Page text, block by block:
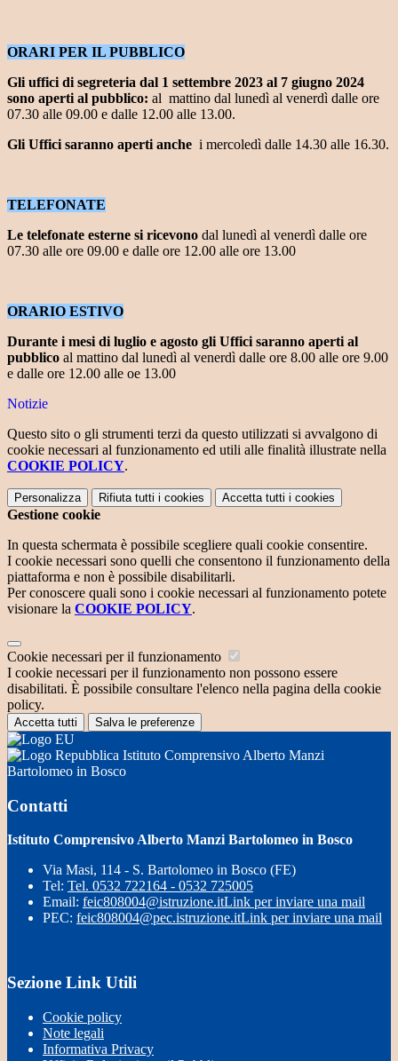
ORARI PER IL PUBBLICO
Gli uffici di segreteria dal 1 settembre 2023 al 7 giugno 2024
sono aperti al pubblico: al mattino dal lunedì al venerdì dalle ore
07.30 alle 09.00 e dalle 12.00 alle 13.00.
Gli Uffici saranno aperti anche i mercoledì dalle 14.30 alle 16.30.
TELEFONATE
Le telefonate esterne si ricevono dal lunedì al venerdì dalle ore
07.30 alle ore 09.00 e dalle ore 12.00 alle ore 13.00
ORARIO ESTIVO
Durante i mesi di luglio e agosto gli Uffici saranno aperti al
pubblico al mattino dal lunedì al venerdì dalle ore 8.00 alle ore 9.00
e dalle ore 12.00 alle oe 13.00
Notizie
Questo sito o gli strumenti terzi da questo utilizzati si avvalgono di
cookie necessari al funzionamento ed utili alle finalità illustrate nella
COOKIE POLICY.
Personalizza Rifiuta tutti i cookies Accetta tutti i cookies
Gestione cookie
In questa schermata è possibile scegliere quali cookie consentire.
I cookie necessari sono quelli che consentono il funzionamento della
piattaforma e non è possibile disabilitarli.
Per conoscere quali sono i cookie necessari al funzionamento potete
visionare la COOKIE POLICY.
Cookie necessari per il funzionamento
I cookie necessari per il funzionamento non possono essere
disabilitati. È possibile consultare l'elenco nella pagina della cookie
policy.
Accetta tutti Salva le preferenze
Istituto Comprensivo Alberto Manzi
Bartolomeo in Bosco
Contatti
Istituto Comprensivo Alberto Manzi Bartolomeo in Bosco
Via Masi, 114 - S. Bartolomeo in Bosco (FE)
Tel: Tel. 0532 722164 - 0532 725005
Email: feic808004@istruzione.itLink per inviare una mail
PEC: feic808004@pec.istruzione.itLink per inviare una mail
Sezione Link Utili
Cookie policy
Note legali
Informativa Privacy